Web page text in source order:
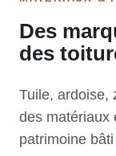
Des
des
Tuile, ardoise,
des matériaux
patrimoine